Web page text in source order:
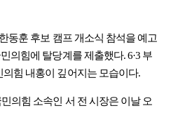
동훈 후보 캠프 개소식 참석을 예고
의힘에 탈당계를 제출했다. 6·3 부
힘 내홍이 깊어지는 모습이다.
의힘 소속인 서 전 시장은 이날 오